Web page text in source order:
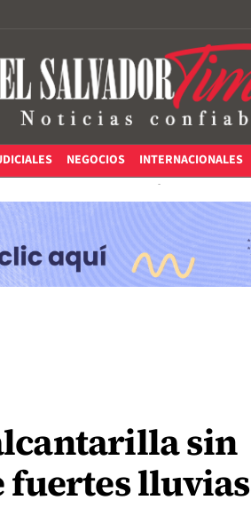
NEGOCIOS INTERNACIONALES
sin
lluvias